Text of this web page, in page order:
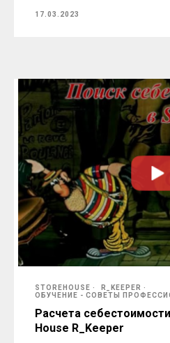
17.03.2023
STOREHOUSE
R_KEEPER
ОБУЧЕНИЕ - СОВЕТЫ
Расчета
House R_Keeper